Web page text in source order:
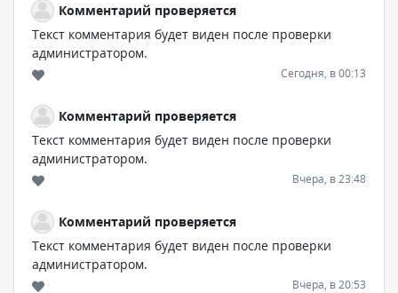
Комментарий проверяется
Текст комментария будет виден после проверки
администратором.
Сегодня, в 00:13
Комментарий проверяется
Текст комментария будет виден после проверки
администратором.
Вчера, в 23:48
Комментарий проверяется
Текст комментария будет виден после проверки
администратором.
Вчера, в 20:53